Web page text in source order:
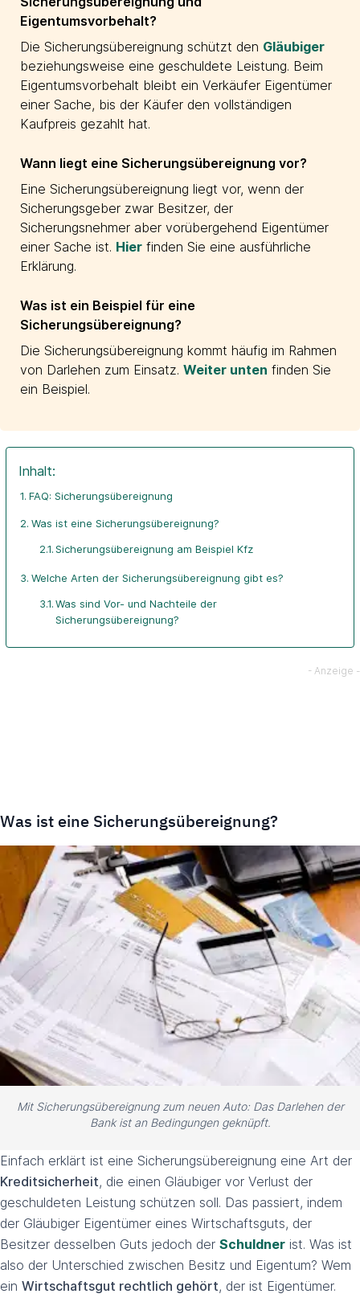
Eigentumsvorbehalt?
Die Sicherungsübereignung schützt den Gläubiger
beziehungsweise eine geschuldete Leistung. Beim
Eigentumsvorbehalt bleibt ein Verkäufer Eigentümer
einer Sache, bis der Käufer den vollständigen
Kaufpreis gezahlt hat.
Wann liegt eine Sicherungsübereignung vor?
Eine Sicherungsübereignung liegt vor, wenn der
Sicherungsgeber zwar Besitzer, der
Sicherungsnehmer aber vorübergehend Eigentümer
einer Sache ist. Hier finden Sie eine ausführliche
Erklärung.
Was ist ein Beispiel für eine
Sicherungsübereignung?
Die Sicherungsübereignung kommt häufig im Rahmen
von Darlehen zum Einsatz. Weiter unten finden Sie
ein Beispiel.
Inhalt:
FAQ: Sicherungsübereignung
Was ist eine Sicherungsübereignung?
Sicherungsübereignung am Beispiel Kfz
Welche Arten der Sicherungsübereignung gibt es?
Was sind Vor- und Nachteile der
Sicherungsübereignung?
Was ist eine Sicherungsübereignung?
Mit Sicherungsübereignung zum neuen Auto: Das Darlehen der
Bank ist an Bedingungen geknüpft.
Einfach erklärt ist eine Sicherungsübereignung eine Art der
Kreditsicherheit, die einen Gläubiger vor Verlust der
geschuldeten Leistung schützen soll. Das passiert, indem
der Gläubiger Eigentümer eines Wirtschaftsguts, der
Besitzer desselben Guts jedoch der Schuldner ist. Was ist
also der Unterschied zwischen Besitz und Eigentum? Wem
ein Wirtschaftsgut rechtlich gehört, der ist Eigentümer.